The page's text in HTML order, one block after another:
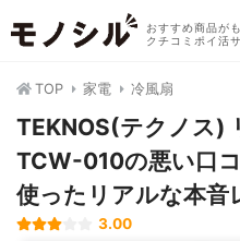
おすすめ商品が
クチコミポイ活
TOP 家電 冷風扇
TEKNOS(テクノス)
TCW-010の悪い口
使ったリアルな本音
3.00